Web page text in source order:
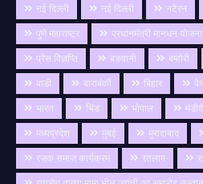
नई दिल्ली
नई दिल्ली नटेरन
पुणे महाराष्ट्र
प्रधानमंत्री मानधन योजना
प्रेस विज्ञप्ति
बङवानी बम्होरी
बाडी
बाराबंकी बिहार
भारत
भिंड भोपाल
मध्यप्रदेश
मुंबई मुरादाबाद
रजक समाज कार्यक्रम
रतलाम